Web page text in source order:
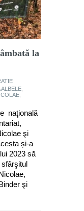
la
ALBELE
naţională
şi
și-a
2023 să
sfârşitul
şi